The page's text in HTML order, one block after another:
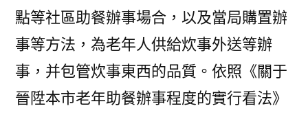
點等社區助餐辦事場合，以及當局購置辦
事等方法，為老年人供給炊事外送等辦
事，并包管炊事東西的品質。依照《關于
晉陞本市老年助餐辦事程度的實行看法》